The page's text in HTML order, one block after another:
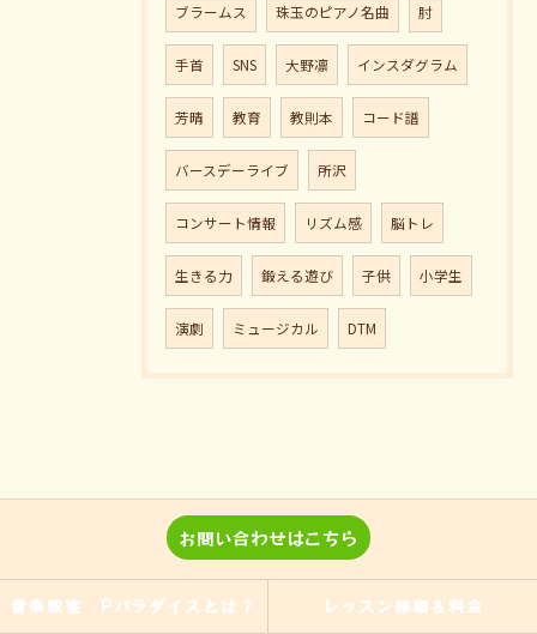
ブラームス 珠玉のピアノ名曲 肘
手首 SNS 大野凛 インスダグラム
芳晴 教育 教則本 コード譜
バースデーライブ 所沢
コンサート情報 リズム感 脳トレ
生きる力 鍛える遊び 子供 小学生
演劇 ミュージカル DTM
お問い合わせはこちら
音楽教室 Pパラダイスとは？ レッスン詳細＆料金